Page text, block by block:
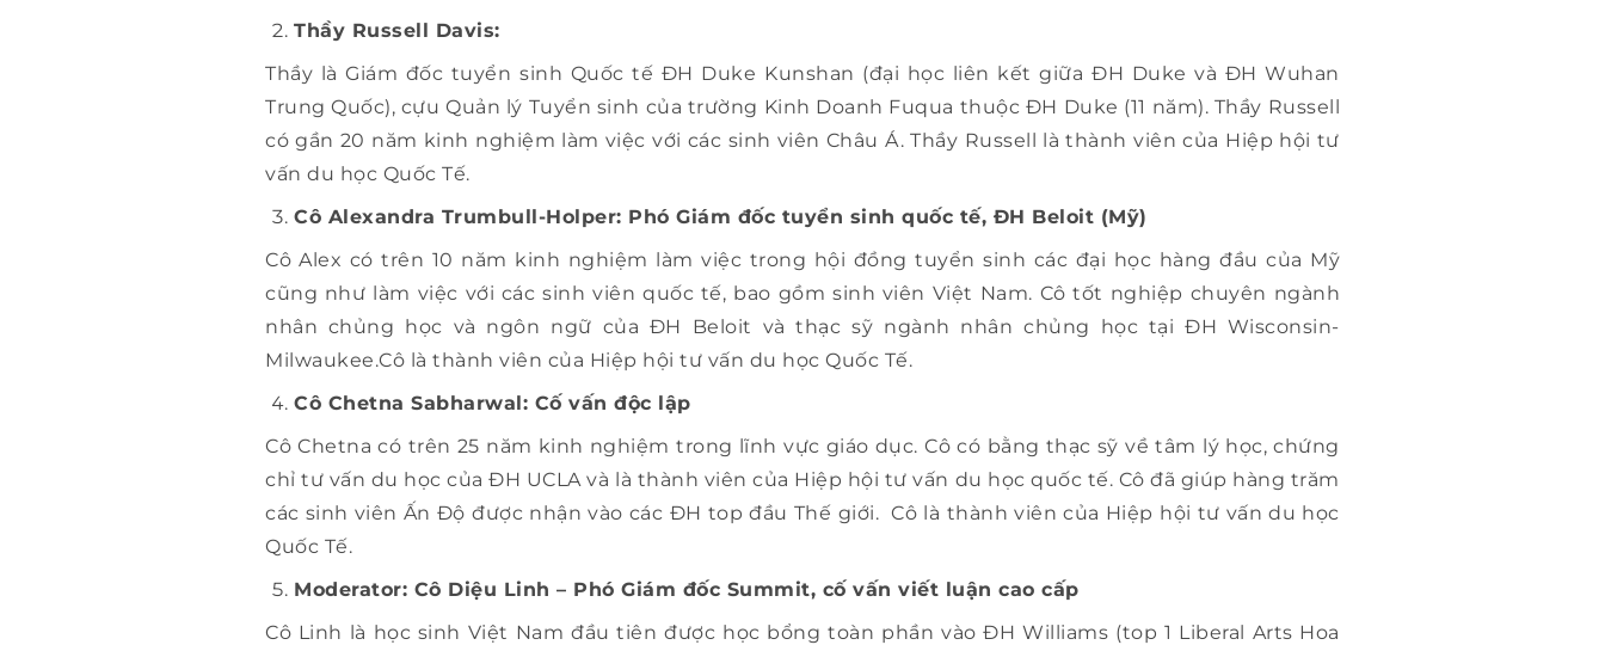
Thầy Russell Davis:
Thầy là Giám đốc tuyển sinh Quốc tế ĐH Duke Kunshan (đại học liên kết giữa ĐH Duke và ĐH Wuhan
Trung Quốc), cựu Quản lý Tuyển sinh của trường Kinh Doanh Fuqua thuộc ĐH Duke (11 năm). Thầy Russell
có gần 20 năm kinh nghiệm làm việc với các sinh viên Châu Á. Thầy Russell là thành viên của Hiệp hội tư
vấn du học Quốc Tế.
Cô Alexandra Trumbull-Holper: Phó Giám đốc tuyển sinh quốc tế, ĐH Beloit (Mỹ)
Cô Alex có trên 10 năm kinh nghiệm làm việc trong hội đồng tuyển sinh các đại học hàng đầu của Mỹ
cũng như làm việc với các sinh viên quốc tế, bao gồm sinh viên Việt Nam. Cô tốt nghiệp chuyên ngành
nhân chủng học và ngôn ngữ của ĐH Beloit và thạc sỹ ngành nhân chủng học tại ĐH Wisconsin-
Milwaukee.Cô là thành viên của Hiệp hội tư vấn du học Quốc Tế.
Cô Chetna Sabharwal: Cố vấn độc lập
Cô Chetna có trên 25 năm kinh nghiệm trong lĩnh vực giáo dục. Cô có bằng thạc sỹ về tâm lý học, chứng
chỉ tư vấn du học của ĐH UCLA và là thành viên của Hiệp hội tư vấn du học quốc tế. Cô đã giúp hàng trăm
các sinh viên Ấn Độ được nhận vào các ĐH top đầu Thế giới. Cô là thành viên của Hiệp hội tư vấn du học
Quốc Tế.
Moderator: Cô Diệu Linh – Phó Giám đốc Summit, cố vấn viết luận cao cấp
Cô Linh là học sinh Việt Nam đầu tiên được học bổng toàn phần vào ĐH Williams (top 1 Liberal Arts Hoa